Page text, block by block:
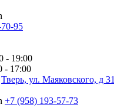
95
- 19:00
- 17:00
Тверь, ул. Маяковского, д 31
+7 (958) 193-57-73